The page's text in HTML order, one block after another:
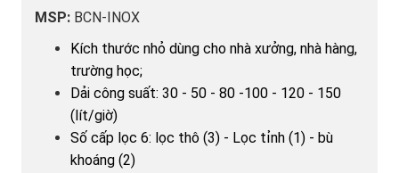
MSP: BCN-INOX
Kích thước nhỏ dùng cho nhà xưởng, nhà hàng,
trường học;
Dải công suất: 30 - 50 - 80 -100 - 120 - 150
(lít/giờ)
Số cấp lọc 6: lọc thô (3) - Lọc tỉnh (1) - bù
khoáng (2)